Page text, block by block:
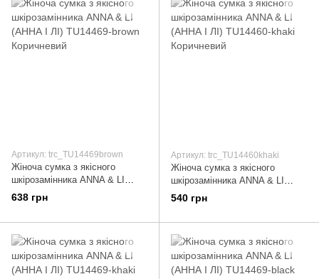
Артикул: trc_TU14469brown
Жіноча сумка з якісного
шкірозамінника ANNA & LI
(АННА І ЛІ) TU14469-brown
Коричневий
638 грн
Артикул: trc_TU14460khaki
Жіноча сумка з якісного
шкірозамінника ANNA & LI
(АННА І ЛІ) TU14460-khaki
Коричневий
540 грн